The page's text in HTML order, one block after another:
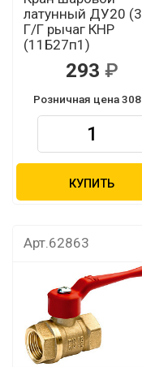
латунный ДУ20
Г/Г рычаг КНР
(11Б27п1)
293
Розничная цена 308
КУПИТЬ
Арт.62863